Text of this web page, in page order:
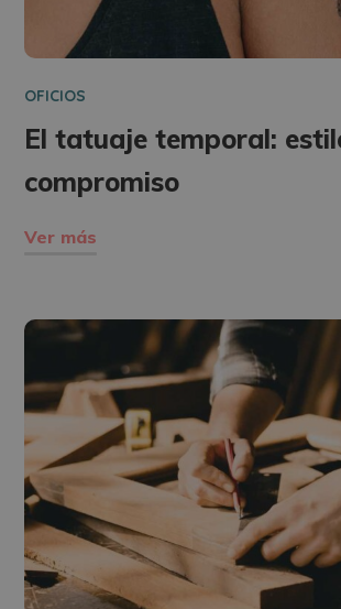
OFICIOS
El tatuaje temporal:
compromiso
Ver más